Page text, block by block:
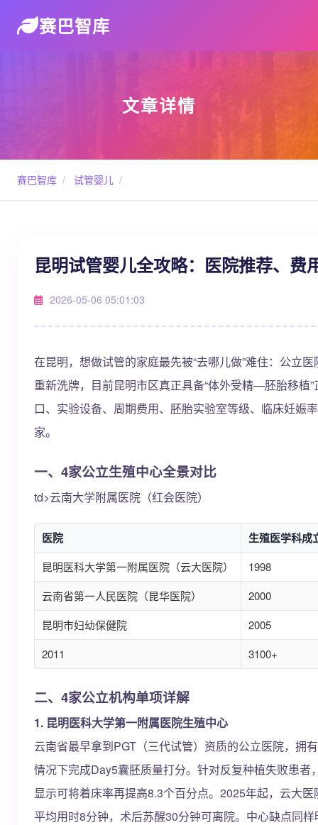
赛巴智库
文章详情
赛巴智库 / 试管婴儿 /
昆明试管婴儿全攻略：医院推荐、费
2026-05-06 05:01:03
在昆明，想做试管的家庭最先被“去哪儿做”难住：公立
重新洗牌，目前昆明市区真正具备“体外受精—胚胎移植
口、实验设备、周期费用、胚胎实验室等级、临床妊娠
家。
一、4家公立生殖中心全景对比
td>云南大学附属医院（红会医院）
医院 生殖医学科成
昆明医科大学第一附属医院（云大医院）
1998
云南省第一人民医院（昆华医院）
2000
昆明市妇幼保健院
2005
2011
3100+
二、4家公立机构单项详解
1. 昆明医科大学第一附属医院生殖中心
云南省最早拿到PGT（三代试管）资质的公立医院，拥
情况下完成Day5囊胚质量打分。针对反复种植失败患者
显示可将着床率再提高8.3个百分点。2025年起，云大
平均用时8分钟，术后苏醒30分钟可离院。中心缺点同